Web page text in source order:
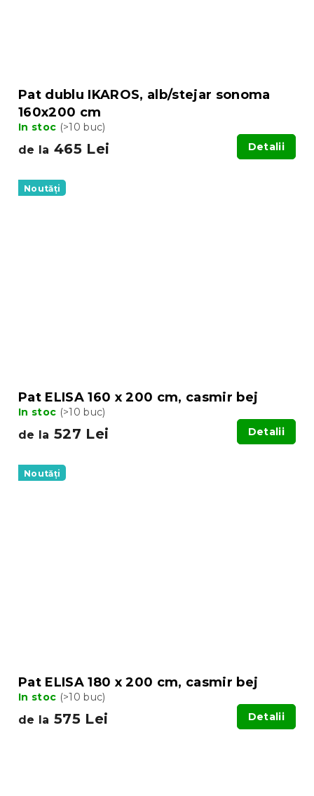
Pat dublu IKAROS, alb/stejar sonoma
160x200 cm
In stoc (>10 buc)
de la 465 Lei Detalii
Noutăți
Pat ELISA 160 x 200 cm, casmir bej
In stoc (>10 buc)
de la 527 Lei Detalii
Noutăți
Pat ELISA 180 x 200 cm, casmir bej
In stoc (>10 buc)
de la 575 Lei Detalii